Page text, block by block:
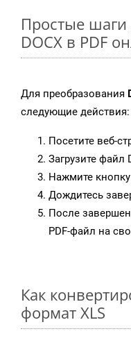
Простые шаги
DOCX в PDF
Для преобразования
следующие действия:
Посетите веб-
Загрузите файл
Нажмите кнопку
Дождитесь
После
PDF-файл на
Как
формат XLS